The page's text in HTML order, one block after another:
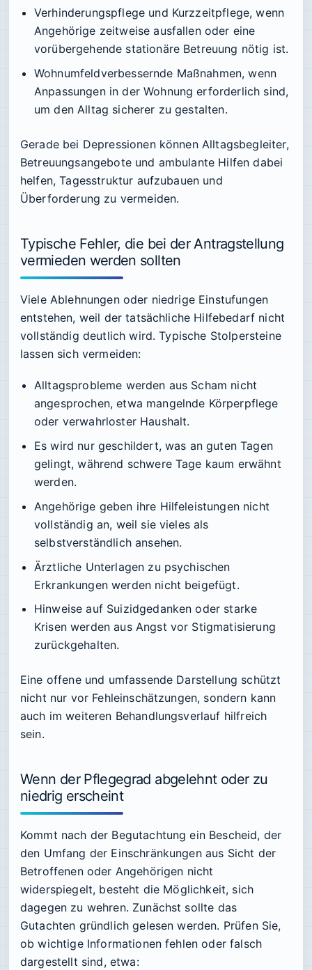
Verhinderungspflege und Kurzzeitpflege, wenn
Angehörige zeitweise ausfallen oder eine
vorübergehende stationäre Betreuung nötig ist.
Wohnumfeldverbessernde Maßnahmen, wenn
Anpassungen in der Wohnung erforderlich sind,
um den Alltag sicherer zu gestalten.
Gerade bei Depressionen können Alltagsbegleiter,
Betreuungsangebote und ambulante Hilfen dabei
helfen, Tagesstruktur aufzubauen und
Überforderung zu vermeiden.
Typische Fehler, die bei der Antragstellung
vermieden werden sollten
Viele Ablehnungen oder niedrige Einstufungen
entstehen, weil der tatsächliche Hilfebedarf nicht
vollständig deutlich wird. Typische Stolpersteine
lassen sich vermeiden:
Alltagsprobleme werden aus Scham nicht
angesprochen, etwa mangelnde Körperpflege
oder verwahrloster Haushalt.
Es wird nur geschildert, was an guten Tagen
gelingt, während schwere Tage kaum erwähnt
werden.
Angehörige geben ihre Hilfeleistungen nicht
vollständig an, weil sie vieles als
selbstverständlich ansehen.
Ärztliche Unterlagen zu psychischen
Erkrankungen werden nicht beigefügt.
Hinweise auf Suizidgedanken oder starke
Krisen werden aus Angst vor Stigmatisierung
zurückgehalten.
Eine offene und umfassende Darstellung schützt
nicht nur vor Fehleinschätzungen, sondern kann
auch im weiteren Behandlungsverlauf hilfreich
sein.
Wenn der Pflegegrad abgelehnt oder zu
niedrig erscheint
Kommt nach der Begutachtung ein Bescheid, der
den Umfang der Einschränkungen aus Sicht der
Betroffenen oder Angehörigen nicht
widerspiegelt, besteht die Möglichkeit, sich
dagegen zu wehren. Zunächst sollte das
Gutachten gründlich gelesen werden. Prüfen Sie,
ob wichtige Informationen fehlen oder falsch
dargestellt sind, etwa: